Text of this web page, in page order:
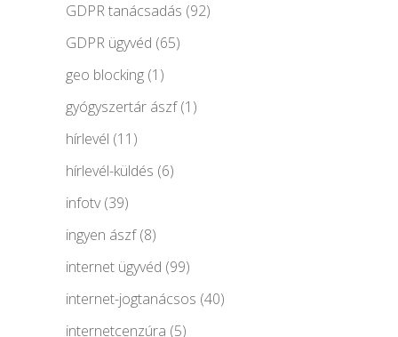
GDPR tanácsadás (92)
GDPR ügyvéd (65)
geo blocking (1)
gyógyszertár ászf(1)
hírlevél (11)
hírlevél-küldés (6)
infotv(39)
ingyen ászf(8)
internet ügyvéd (99)
internet-jogtanácsos (40)
internetcenzúra (5)